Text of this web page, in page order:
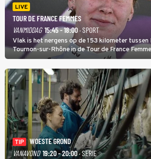
LIVE
TOUR DE FRANCE FEMMES
VANMIDDAG 15:45 - 18:00· SPORT
Vlak is het nergens op de 153 kilometer tussen
Tournon-sur-Rhône in de Tour de France
kans voor Nienke Vinke, die vorig jaar de witte
TIP
WOESTE GROND
VANAVOND 19:20 - 20:00· SERIE